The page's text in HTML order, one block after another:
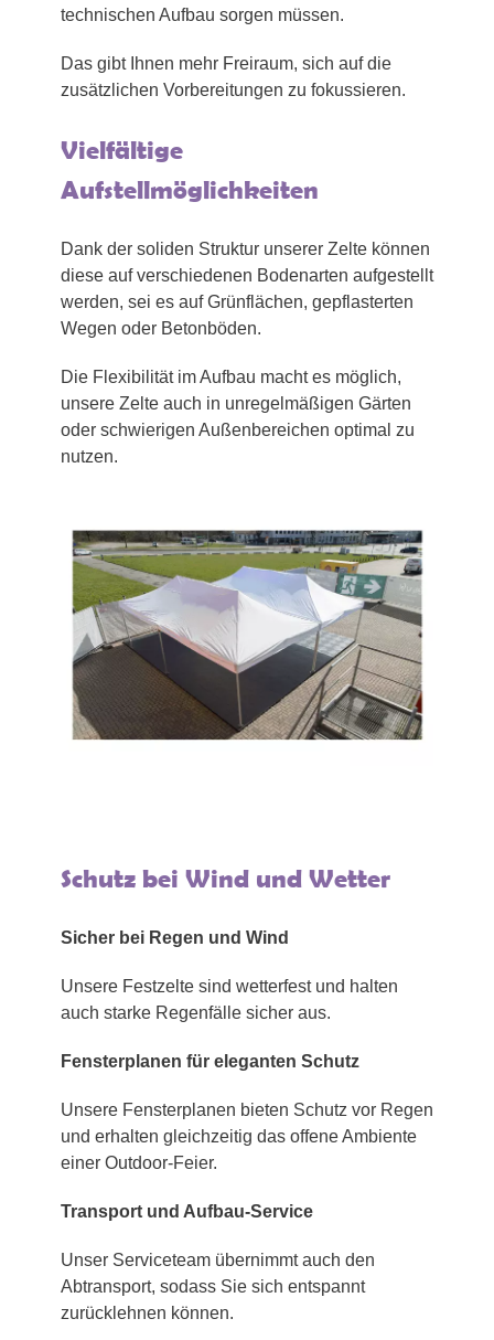
technischen Aufbau sorgen müssen.
Das gibt Ihnen mehr Freiraum, sich auf die
zusätzlichen Vorbereitungen zu fokussieren.
Vielfältige
Aufstellmöglichkeiten
Dank der soliden Struktur unserer Zelte können
diese auf verschiedenen Bodenarten aufgestellt
werden, sei es auf Grünflächen, gepflasterten
Wegen oder Betonböden.
Die Flexibilität im Aufbau macht es möglich,
unsere Zelte auch in unregelmäßigen Gärten
oder schwierigen Außenbereichen optimal zu
nutzen.
Schutz bei Wind und Wetter
Sicher bei Regen und Wind
Unsere Festzelte sind wetterfest und halten
auch starke Regenfälle sicher aus.
Fensterplanen für eleganten Schutz
Unsere Fensterplanen bieten Schutz vor Regen
und erhalten gleichzeitig das offene Ambiente
einer Outdoor-Feier.
Transport und Aufbau-Service
Unser Serviceteam übernimmt auch den
Abtransport, sodass Sie sich entspannt
zurücklehnen können.